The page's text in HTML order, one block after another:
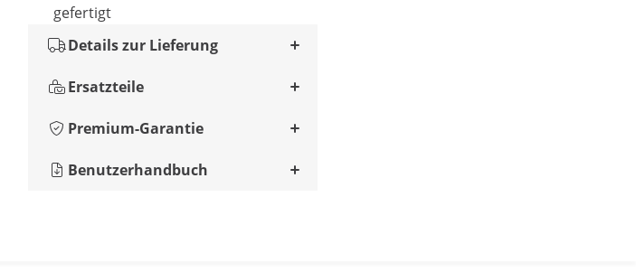
gefertigt
Details zur Lieferung
Ersatzteile
Premium-Garantie
Benutzerhandbuch